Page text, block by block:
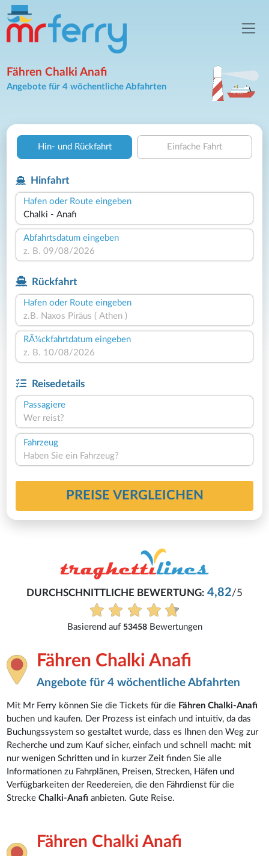
Fähren Chalki Anafi
Angebote für 4 wöchentliche Abfahrten
Hin- und Rückfahrt Einfache Fahrt
Hinfahrt
Hafen oder Route eingeben
Abfahrtsdatum eingeben
Rückfahrt
Hafen oder Route eingeben
RÃ¼ckfahrtdatum eingeben
Reisedetails
Passagiere
Wer reist?
Fahrzeug
Haben Sie ein Fahrzeug?
PREISE VERGLEICHEN
DURCHSCHNITTLICHE BEWERTUNG: 4,82/5
Basierend auf 53458Bewertungen
Fähren Chalki Anafi
Angebote für 4 wöchentliche Abfahrten
Mit Mr Ferry können Sie die Tickets für die Fähren Chalki-Anafi
buchen und kaufen. Der Prozess ist einfach und intuitiv, da das
Buchungssystem so gestaltet wurde, dass es Ihnen den Weg zur
Recherche und zum Kauf sicher, einfach und schnell macht: mit
nur wenigen Schritten und in kurzer Zeit finden Sie alle
Informationen zu Fahrplänen, Preisen, Strecken, Häfen und
Verfügbarkeiten der Reedereien, die den Fährdienst für die
StreckeChalki-Anafi anbieten. Gute Reise.
Fähren Chalki Anafi